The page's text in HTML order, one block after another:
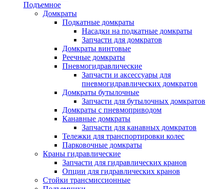
Подъемное
Домкраты
Подкатные домкраты
Насадки на подкатные домкраты
Запчасти для домкратов
Домкраты винтовые
Реечные домкраты
Пневмогидравлические
Запчасти и аксессуары для
пневмогидравлических домкратов
Домкраты бутылочные
Запчасти для бутылочных домкратов
Домкраты с пневмоприводом
Канавные домкраты
Запчасти для канавных домкратов
Тележки для транспортировки колес
Парковочные домкраты
Краны гидравлические
Запчасти для гидравлических кранов
Опции для гидравлических кранов
Стойки трансмиссионные